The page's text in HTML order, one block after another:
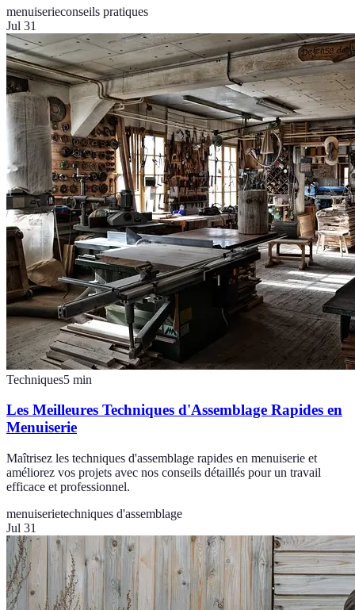
menuiserieconseils pratiques
Jul 31
Techniques5 min
Les Meilleures Techniques d'Assemblage Rapides en
Menuiserie
Maîtrisez les techniques d'assemblage rapides en menuiserie et
améliorez vos projets avec nos conseils détaillés pour un travail
efficace et professionnel.
menuiserietechniques d'assemblage
Jul 31